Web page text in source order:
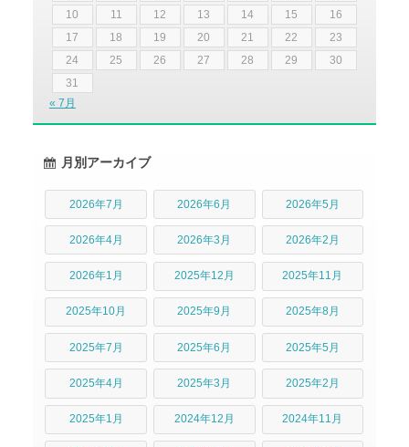
10
11 12 13 14 15
16
17
18 19 20 21 22
23
24
25 26 27 28 29
30
31
« 7月
月別アーカイブ
2026年7月 2026年6月 2026年5月
2026年4月 2026年3月 2026年2月
2026年1月 2025年12月 2025年11月
2025年10月 2025年9月 2025年8月
2025年7月 2025年6月 2025年5月
2025年4月 2025年3月 2025年2月
2025年1月 2024年12月 2024年11月